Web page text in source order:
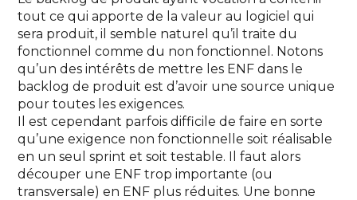
tout ce qui apporte de la valeur au logiciel qui
sera produit, il semble naturel qu’il traite du
fonctionnel comme du non fonctionnel. Notons
qu’un des intérêts de mettre les ENF dans le
backlog de produit est d’avoir une source unique
pour toutes les exigences.
Il est cependant parfois difficile de faire en sorte
qu’une exigence non fonctionnelle soit réalisable
en un seul sprint et soit testable. Il faut alors
découper une ENF trop importante (ou
transversale) en ENF plus réduites. Une bonne